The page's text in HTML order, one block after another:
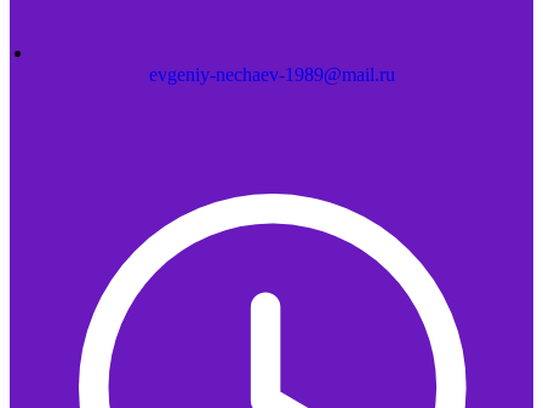
evgeniy-nechaev-1989@mail.ru